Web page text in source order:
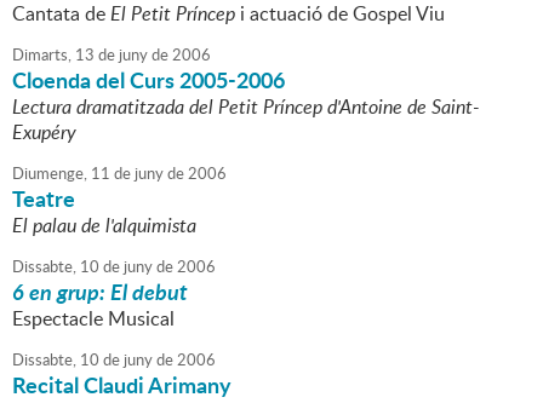
Cantata deEl Petit Príncep i actuació de Gospel Viu
Dimarts, 13 de junyde2006
Cloenda del Curs 2005-2006
Lectura dramatitzada del Petit Príncep d'Antoine de Saint-
Exupéry
Diumenge, 11 de junyde2006
Teatre
El palau de l'alquimista
Dissabte, 10 de junyde2006
6 en grup: El debut
Espectacle Musical
Dissabte, 10 de junyde2006
Recital Claudi Arimany